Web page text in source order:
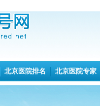
北京医院排名 北京医院专家